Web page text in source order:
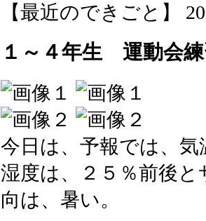
【最近のできごと】
１～４年生 運動会
今日は、予報では、
湿度は、２５％前後
向は、暑い。